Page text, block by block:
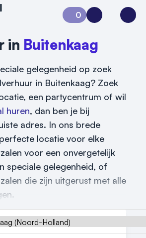
aan
0
Aanvraag 0Inloggen
in Buitenkaag
gelegenheid op zoek
in Buitenkaag? Zoek
een partycentrum of wil
huren, dan ben je bij
adres. In ons brede
locatie voor elke
voor een onvergetelijk
speciale gelegenheid, of
die zijn uitgerust met alle